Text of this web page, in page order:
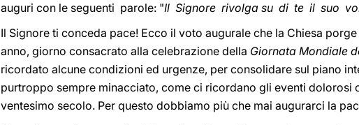
auguri con le seguenti parole: "Il Signore rivolga su di te il suo
Il Signore ti conceda pace! Ecco il voto augurale che la Chiesa
anno, giorno consacrato alla celebrazione della Giornata Mondiale
ricordato alcune condizioni ed urgenze, per consolidare sul piano
purtroppo sempre minacciato, come ci ricordano gli eventi dolorosi
ventesimo secolo. Per questo dobbiamo più che mai augurarci la